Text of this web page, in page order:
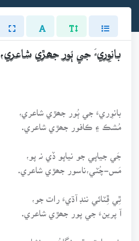
بانوِريءَ جي ٻُور جھڙي شاعري،
بانوِريءَ جي ٻُور جھڙي شاعري،
مُشڪ ۽ ڪافور جھڙي شاعري.
جَي جياپي جو نياپو ڏي نہ پو،
مَس-چُٽي،ناسور جھڙي شاعري.
ٿِي ڦِٽائي ننڊ آڌيءَ رات جو،
آ پرينءَ جي پور جھڙي شاعري.
خوب اوتي ٿِي نگاھُن ۾ نشا،